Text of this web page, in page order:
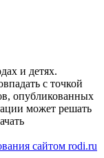
и детях.
с точкой
опубликованных
может решать
сайтом rodi.ru